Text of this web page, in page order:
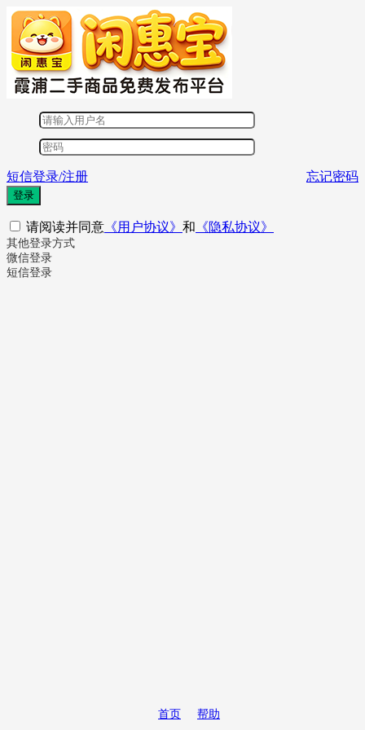
短信登录/注册 忘记密码
登录
请阅读并同意 《用户协议》 和 《隐私协议》
其他登录方式
微信登录
短信登录
首页 帮助